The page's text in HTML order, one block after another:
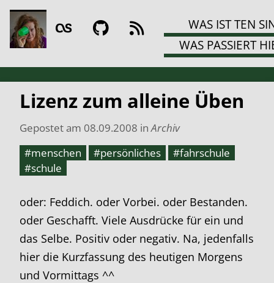
WAS IST TEN
WAS PASSIERT
Lizenz zum alleine Üben
Gepostet am 08.09.2008 inArchiv
#menschen
#persönliches
#fahrschule
#schule
oder: Feddich. oder Vorbei. oder Bestanden.
oder Geschafft. Viele Ausdrücke für ein und
das Selbe. Positiv oder negativ. Na, jedenfalls
hier die Kurzfassung des heutigen Morgens
und Vormittags ^^